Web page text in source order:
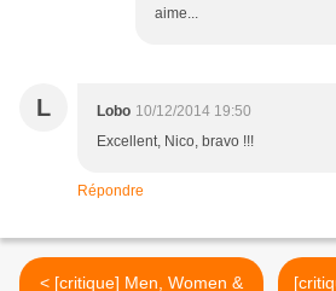
aime...
L Lobo 10/12/2014 19:50
Excellent, Nico, bravo !!!
Répondre
< [critique] Men, Women &